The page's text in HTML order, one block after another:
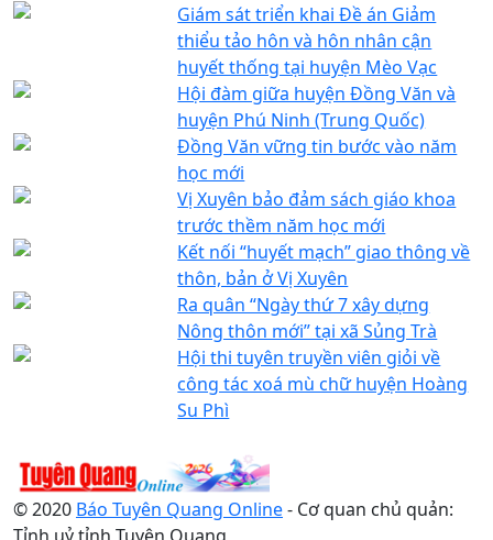
Giám sát triển khai Đề án Giảm
thiểu tảo hôn và hôn nhân cận
huyết thống tại huyện Mèo Vạc
Hội đàm giữa huyện Đồng Văn và
huyện Phú Ninh (Trung Quốc)
Đồng Văn vững tin bước vào năm
học mới
Vị Xuyên bảo đảm sách giáo khoa
trước thềm năm học mới
Kết nối “huyết mạch” giao thông về
thôn, bản ở Vị Xuyên
Ra quân “Ngày thứ 7 xây dựng
Nông thôn mới” tại xã Sủng Trà
Hội thi tuyên truyền viên giỏi về
công tác xoá mù chữ huyện Hoàng
Su Phì
© 2020 Báo Tuyên Quang Online- Cơ quan chủ quản: